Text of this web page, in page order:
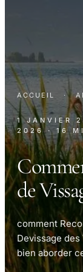
ACCUEIL ·
1 JANVIER
2026 · 16
de
comment
Devissage
bien aborder